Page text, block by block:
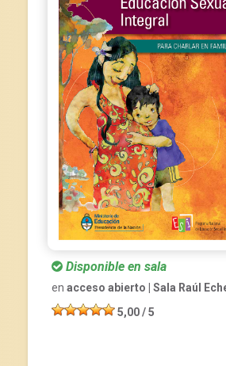
Disponible en sala
en acceso abierto | Sala Raúl
5,00 / 5